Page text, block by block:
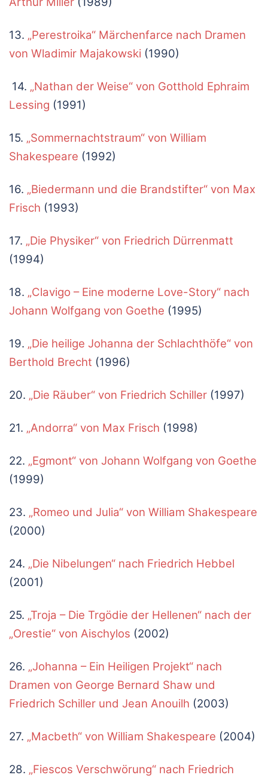
13. „Perestroika“ Märchenfarce nach Dramen
von Wladimir Majakowski (1990)
14. „Nathan der Weise“ von Gotthold Ephraim
Lessing (1991)
15. „Sommernachtstraum“ von William
Shakespeare (1992)
16. „Biedermann und die Brandstifter“ von Max
Frisch (1993)
17. „Die Physiker“ von Friedrich Dürrenmatt
(1994)
18. „Clavigo – Eine moderne Love-Story“ nach
Johann Wolfgang von Goethe (1995)
19. „Die heilige Johanna der Schlachthöfe“ von
Berthold Brecht (1996)
20. „Die Räuber“ von Friedrich Schiller (1997)
21. „Andorra“ von Max Frisch (1998)
22. „Egmont“ von Johann Wolfgang von Goethe
(1999)
23. „Romeo und Julia“ von William Shakespeare
(2000)
24. „Die Nibelungen“ nach Friedrich Hebbel
(2001)
25. „Troja – Die Trgödie der Hellenen“ nach der
„Orestie“ von Aischylos (2002)
26. „Johanna – Ein Heiligen Projekt“ nach
Dramen von George Bernard Shaw und
Friedrich Schiller und Jean Anouilh (2003)
27. „Macbeth“ von William Shakespeare (2004)
28. „Fiescos Verschwörung“ nach Friedrich